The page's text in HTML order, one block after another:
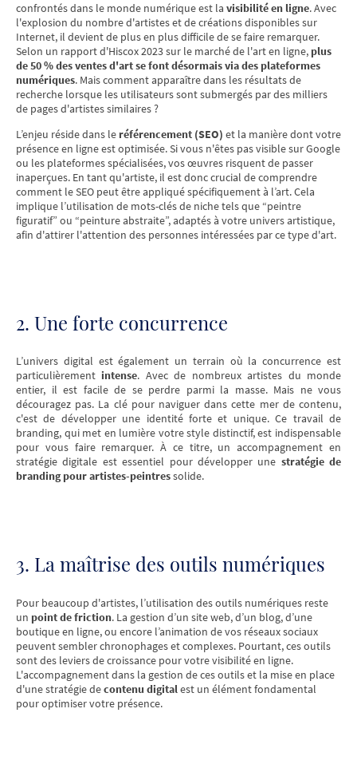
confrontés dans le monde numérique est la visibilité en ligne. Avec
l'explosion du nombre d'artistes et de créations disponibles sur
Internet, il devient de plus en plus difficile de se faire remarquer.
Selon un rapport d'Hiscox 2023 sur le marché de l'art en ligne, plus
de 50 % des ventes d'art se font désormais via des plateformes
numériques. Mais comment apparaître dans les résultats de
recherche lorsque les utilisateurs sont submergés par des milliers
de pages d'artistes similaires ?
L’enjeu réside dans le référencement (SEO) et la manière dont votre
présence en ligne est optimisée. Si vous n'êtes pas visible sur Google
ou les plateformes spécialisées, vos œuvres risquent de passer
inaperçues. En tant qu'artiste, il est donc crucial de comprendre
comment le SEO peut être appliqué spécifiquement à l’art. Cela
implique l’utilisation de mots-clés de niche tels que “peintre
figuratif” ou “peinture abstraite”, adaptés à votre univers artistique,
afin d'attirer l'attention des personnes intéressées par ce type d'art.
2. Une forte concurrence
L’univers digital est également un terrain où la concurrence est
particulièrementintense. Avec de nombreux artistes du monde
entier, il est facile de se perdre parmi la masse. Mais ne vous
découragez pas. La clé pour naviguer dans cette mer de contenu,
c'est de développer une identité forte et unique. Ce travail de
branding, qui met en lumière votre style distinctif, est indispensable
pour vous faire remarquer. À ce titre, un accompagnement en
stratégie digitale est essentiel pour développer une stratégie de
branding pour artistes-peintressolide.
3. La maîtrise des outils numériques
Pour beaucoup d'artistes, l’utilisation des outils numériques reste
un point de friction. La gestion d’un site web, d’un blog, d’une
boutique en ligne, ou encore l’animation de vos réseaux sociaux
peuvent sembler chronophages et complexes. Pourtant, ces outils
sont des leviers de croissance pour votre visibilité en ligne.
L'accompagnement dans la gestion de ces outils et la mise en place
d'une stratégie decontenu digital est un élément fondamental
pour optimiser votre présence.